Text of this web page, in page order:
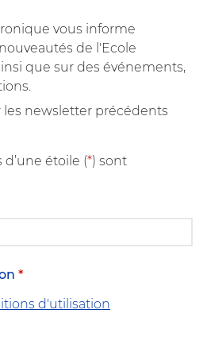
vous informe
de l'Ecole
que sur des événements,
newsletter précédents
étoile (*) sont
*
d'utilisation